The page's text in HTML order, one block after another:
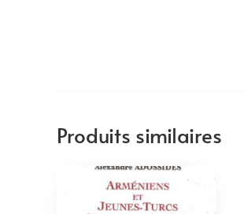
Produits similaires